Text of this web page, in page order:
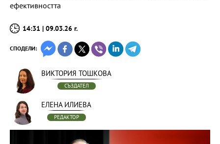
ефективността
14:31 | 09.03.26 г.
СПОДЕЛИ:
ВИКТОРИЯ ТОШКОВА
СЪЗДАТЕЛ
ЕЛЕНА ИЛИЕВА
РЕДАКТОР